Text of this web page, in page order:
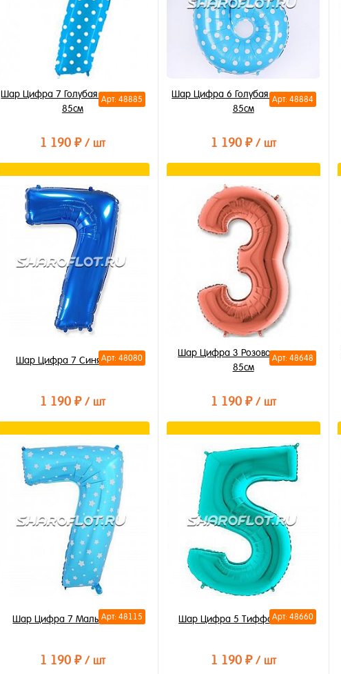
Арт: 48885
Шар Цифра 7 Голубая в горошек
85см
1 190 ₽ / шт
В корзину
Купить в 1 клик
Арт: 48884
Шар Цифра 6 Голубая в горошек
85см
1 190 ₽ / шт
В корзину
Купить в 1 клик
В избранное
Арт: 48080
Шар Цифра 7 Синяя 85см
1 190 ₽ / шт
В корзину
Купить в 1 клик
Арт: 48648
Шар Цифра 3 Розовое золото
85см
1 190 ₽ / шт
Купить в 1 клик
В избранное
В наличии
Арт: 48115
Шар Цифра 7 Малыш 85см
1 190 ₽ / шт
Арт: 48660
Шар Цифра 5 Тиффани 85см
1 190 ₽ / шт